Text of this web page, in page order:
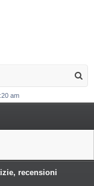
a
am
recensioni